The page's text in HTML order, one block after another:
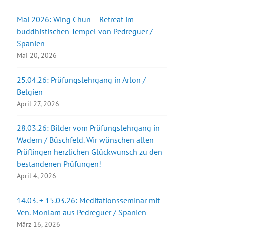
Mai 2026: Wing Chun – Retreat im
buddhistischen Tempel von Pedreguer /
Spanien
Mai 20, 2026
25.04.26: Prüfungslehrgang in Arlon /
Belgien
April 27, 2026
28.03.26: Bilder vom Prüfungslehrgang in
Wadern / Büschfeld. Wir wünschen allen
Prüflingen herzlichen Glückwunsch zu den
bestandenen Prüfungen!
April 4, 2026
14.03. + 15.03.26: Meditationsseminar mit
Ven. Monlam aus Pedreguer / Spanien
März 16, 2026